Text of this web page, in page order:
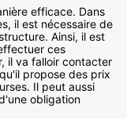
efficace. Dans
il est nécessaire de
Ainsi, il est
ces
il va falloir contacter
propose des prix
Il peut aussi
obligation